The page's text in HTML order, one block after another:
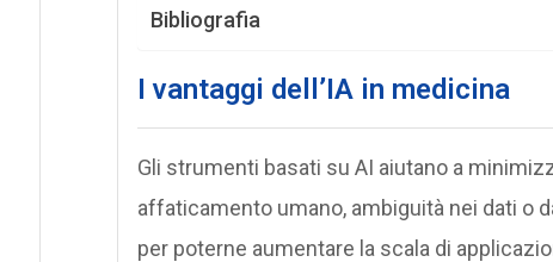
Bibliografia
I vantaggi dell’IA in medicina
Gli strumenti basati su AI aiutano a
affaticamento umano, ambiguità nei dati o
per poterne aumentare la scala di